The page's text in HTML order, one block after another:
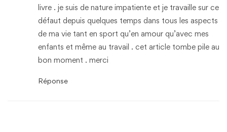
livre . je suis de nature impatiente et je travaille sur ce
défaut depuis quelques temps dans tous les aspects
de ma vie tant en sport qu’en amour qu’avec mes
enfants et même au travail . cet article tombe pile au
bon moment . merci
Réponse